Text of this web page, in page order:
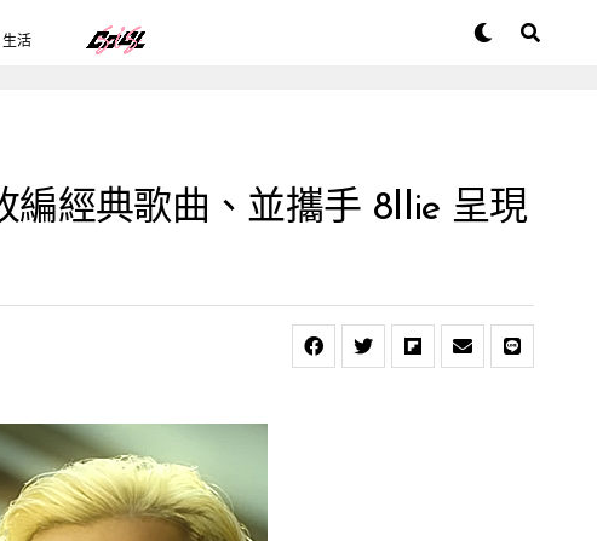
生活
編經典歌曲、並攜手 8llie 呈現